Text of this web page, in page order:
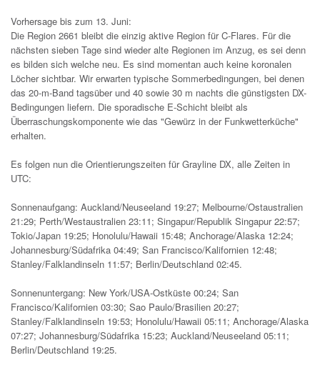
Vorhersage bis zum 13. Juni:
Die Region 2661 bleibt die einzig aktive Region für C-Flares. Für die
nächsten sieben Tage sind wieder alte Regionen im Anzug, es sei denn
es bilden sich welche neu. Es sind momentan auch keine koronalen
Löcher sichtbar. Wir erwarten typische Sommerbedingungen, bei denen
das 20-m-Band tagsüber und 40 sowie 30 m nachts die günstigsten DX-
Bedingungen liefern. Die sporadische E-Schicht bleibt als
Überraschungskomponente wie das "Gewürz in der Funkwetterküche"
erhalten.
Es folgen nun die Orientierungszeiten für Grayline DX, alle Zeiten in
UTC:
Sonnenaufgang: Auckland/Neuseeland 19:27; Melbourne/Ostaustralien
21:29; Perth/Westaustralien 23:11; Singapur/Republik Singapur 22:57;
Tokio/Japan 19:25; Honolulu/Hawaii 15:48; Anchorage/Alaska 12:24;
Johannesburg/Südafrika 04:49; San Francisco/Kalifornien 12:48;
Stanley/Falklandinseln 11:57; Berlin/Deutschland 02:45.
Sonnenuntergang: New York/USA-Ostküste 00:24; San
Francisco/Kalifornien 03:30; Sao Paulo/Brasilien 20:27;
Stanley/Falklandinseln 19:53; Honolulu/Hawaii 05:11; Anchorage/Alaska
07:27; Johannesburg/Südafrika 15:23; Auckland/Neuseeland 05:11;
Berlin/Deutschland 19:25.